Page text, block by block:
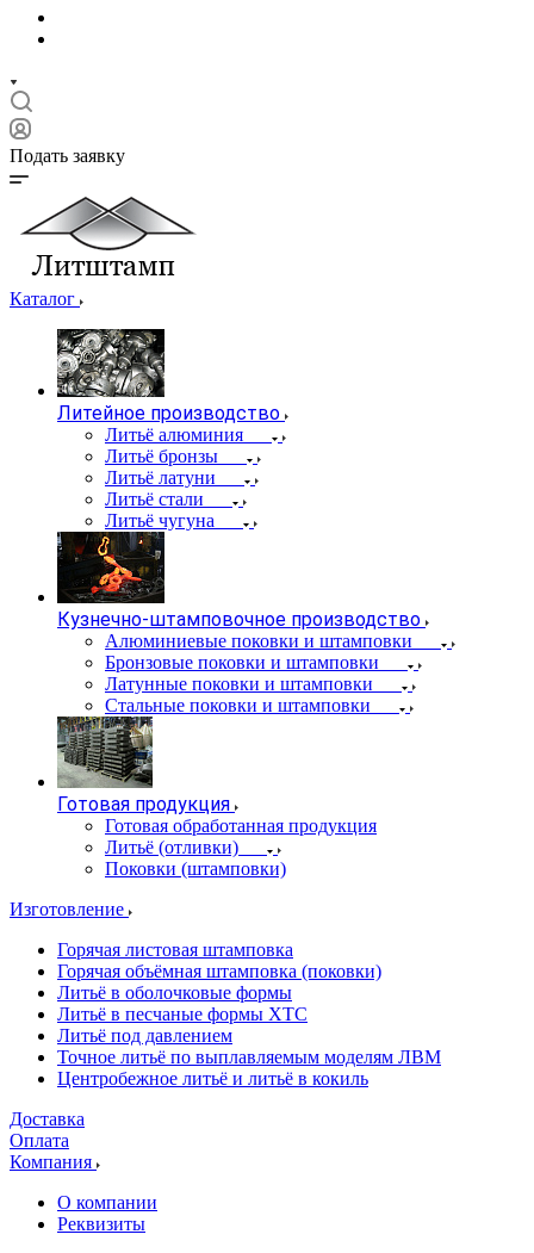
Подать заявку
Каталог
Литейное производство
Литьё алюминия
Литьё бронзы
Литьё латуни
Литьё стали
Литьё чугуна
Кузнечно-штамповочное производство
Алюминиевые поковки и штамповки
Бронзовые поковки и штамповки
Латунные поковки и штамповки
Стальные поковки и штамповки
Готовая продукция
Готовая обработанная продукция
Литьё (отливки)
Поковки (штамповки)
Изготовление
Горячая листовая штамповка
Горячая объёмная штамповка (поковки)
Литьё в оболочковые формы
Литьё в песчаные формы ХТС
Литьё под давлением
Точное литьё по выплавляемым моделям ЛВМ
Центробежное литьё и литьё в кокиль
Доставка
Оплата
Компания
О компании
Реквизиты